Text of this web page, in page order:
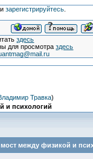
зарегистрируйтесь.
здесь
для просмотраздесь
Травка)
и психологий
между физикой и